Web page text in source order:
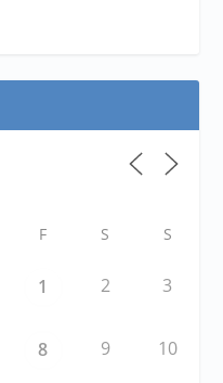
F S S
1 2 3
8 9 10